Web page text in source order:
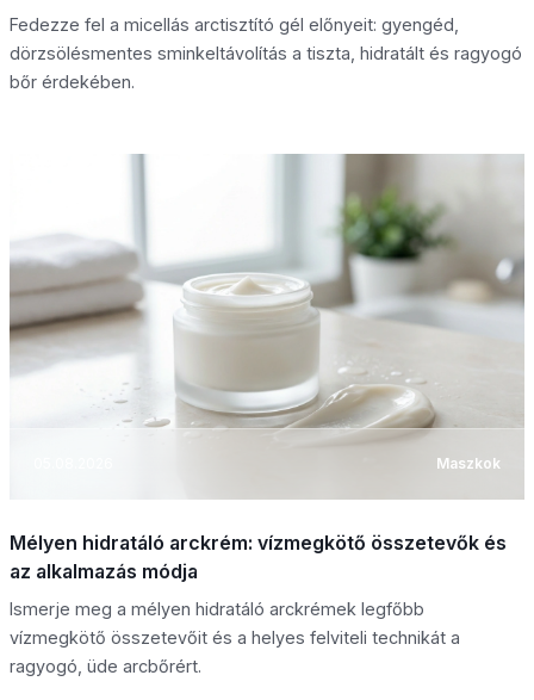
Fedezze fel a micellás arctisztító gél előnyeit: gyengéd,
dörzsölésmentes sminkeltávolítás a tiszta, hidratált és ragyogó
bőr érdekében.
Maszkok
Mélyen hidratáló arckrém: vízmegkötő összetevők és
az alkalmazás módja
Ismerje meg a mélyen hidratáló arckrémek legfőbb
vízmegkötő összetevőit és a helyes felviteli technikát a
ragyogó, üde arcbőrért.